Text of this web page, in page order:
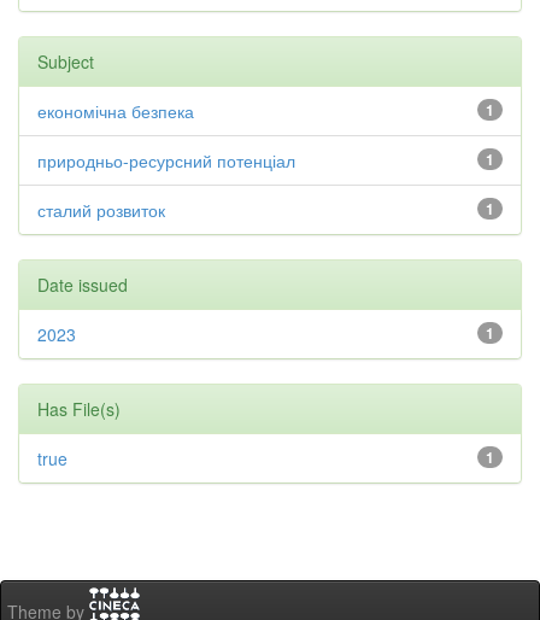
Subject
1
економічна безпека
1
природньо-ресурсний потенціал
1
сталий розвиток
Date issued
1
2023
Has File(s)
1
true
Theme by